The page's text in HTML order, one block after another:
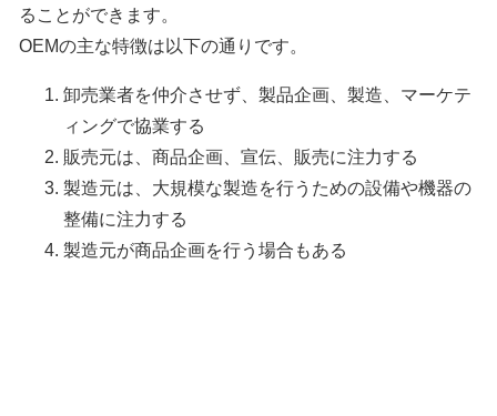
ることができます。
OEMの主な特徴は以下の通りです。
卸売業者を仲介させず、製品企画、製造、マーケテ
ィングで協業する
販売元は、商品企画、宣伝、販売に注力する
製造元は、大規模な製造を行うための設備や機器の
整備に注力する
製造元が商品企画を行う場合もある